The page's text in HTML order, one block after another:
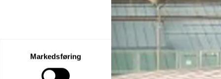
du vil samtykke til ved å
Markedsføring